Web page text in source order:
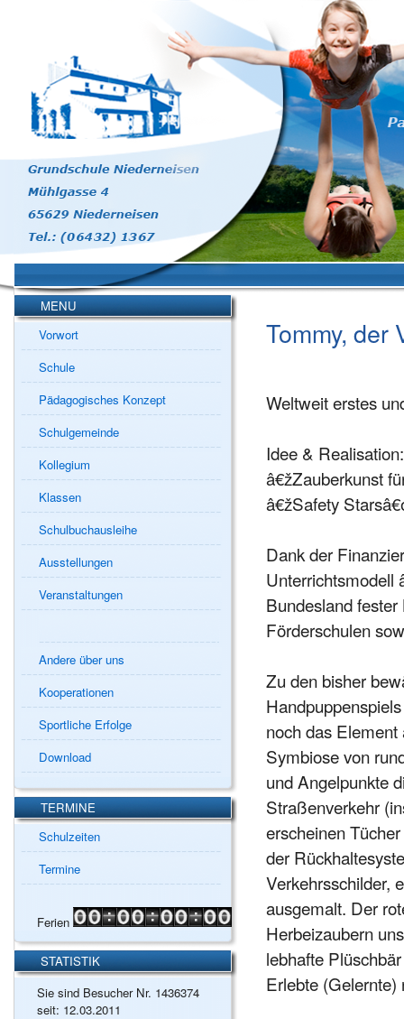
MENU
Vorwort
Schule
Pädagogisches Konzept
Schulgemeinde
Kollegium
Klassen
Schulbuchausleihe
Ausstellungen
Veranstaltungen
Andere über uns
Kooperationen
Sportliche Erfolge
Download
TERMINE
Schulzeiten
Termine
Ferien
STATISTIK
Sie sind Besucher Nr. 1436374
seit: 12.03.2011
Tommy, der
Weltweit erstes
Idee &
â€žZauberkunst
â€žSafety
Dank der
Unterrichtsmodell
Bundesland
Förderschulen
Zu den bisher
noch das
Symbiose von
und Angelpunkte
Straßenverkehr
erscheinen
der
Verkehrsschilder,
ausgemalt. Der
Herbeizaubern
lebhafte
Erlebte (Gelernte)